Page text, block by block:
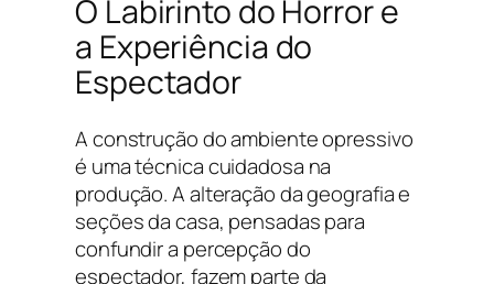
O Labirinto do Horror e
a Experiência do
Espectador
A construção do ambiente opressivo
é uma técnica cuidadosa na
produção. A alteração da geografia e
seções da casa, pensadas para
confundir a percepção do
espectador, fazem parte da